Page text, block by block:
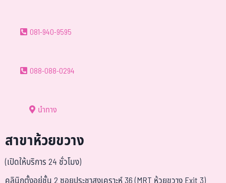
081-940-9595
088-088-0294
นำทาง
สาขาห้วยขวาง
(เปิดให้บริการ 24 ชั่วโมง)